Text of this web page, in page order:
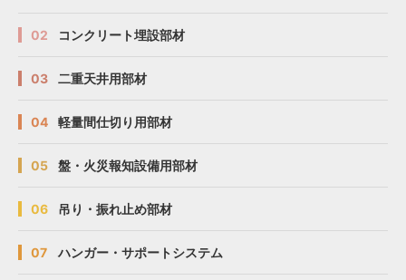
02 コンクリート埋設部材
03 二重天井用部材
04 軽量間仕切り用部材
05 盤・火災報知設備用部材
06 吊り・振れ止め部材
07 ハンガー・サポートシステム